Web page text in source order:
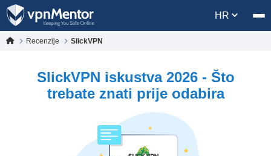
HR
Recenzije SlickVPN
SlickVPN iskustva 2026 - Što
trebate znati prije odabira